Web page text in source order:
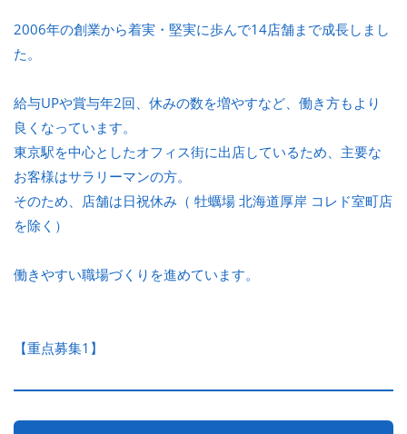
2006年の創業から着実・堅実に歩んで14店舗まで成長しまし
た。
給与UPや賞与年2回、休みの数を増やすなど、働き方もより
良くなっています。
東京駅を中心としたオフィス街に出店しているため、主要な
お客様はサラリーマンの方。
そのため、店舗は日祝休み（ 牡蠣場 北海道厚岸 コレド室町店
を除く）
働きやすい職場づくりを進めています。
【重点募集1】